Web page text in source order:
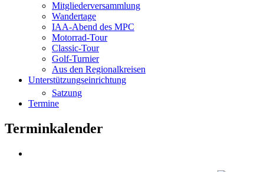
Mitgliederversammlung
Wandertage
IAA-Abend des MPC
Motorrad-Tour
Classic-Tour
Golf-Turnier
Aus den Regionalkreisen
Unterstützungseinrichtung
Satzung
Termine
Terminkalender